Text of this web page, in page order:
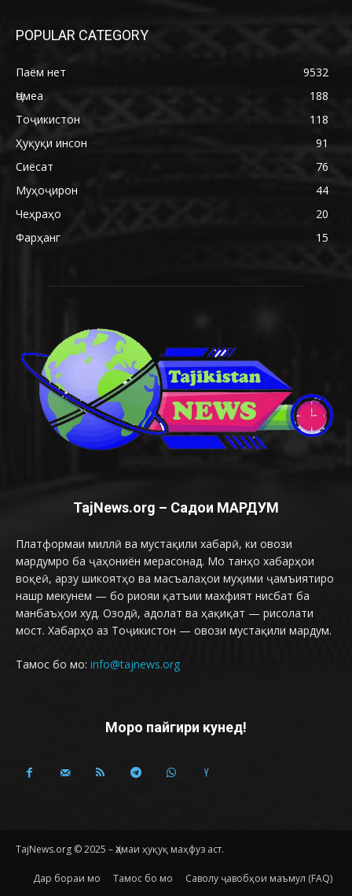
POPULAR CATEGORY
Паём нет
9532
Ҷомеа
188
Тоҷикистон
118
Ҳуқуқи инсон
91
Сиёсат
76
Муҳоҷирон
44
Чеҳраҳо
20
Фарҳанг
15
TajNews.org – Садои МАРДУМ
Платформаи миллӣ ва мустақили хабарӣ, ки овози
мардумро ба ҷаҳониён мерасонад. Мо танҳо хабарҳои
воқеӣ, арзу шикоятҳо ва масъалаҳои муҳими ҷамъиятиро
нашр мекунем — бо риояи қатъии махфият нисбат ба
манбаъҳои худ. Озодӣ, адолат ва ҳақиқат — рисолати
мост. Хабарҳо аз Тоҷикистон — овози мустақили мардум.
Тамос бо мо: info@tajnews.org
Моро пайгири кунед!
TajNews.org © 2025 – Ҳамаи ҳуқуқ маҳфуз аст.
Дар бораи мо Тамос бо мо Саволу ҷавобҳои маъмул (FAQ)